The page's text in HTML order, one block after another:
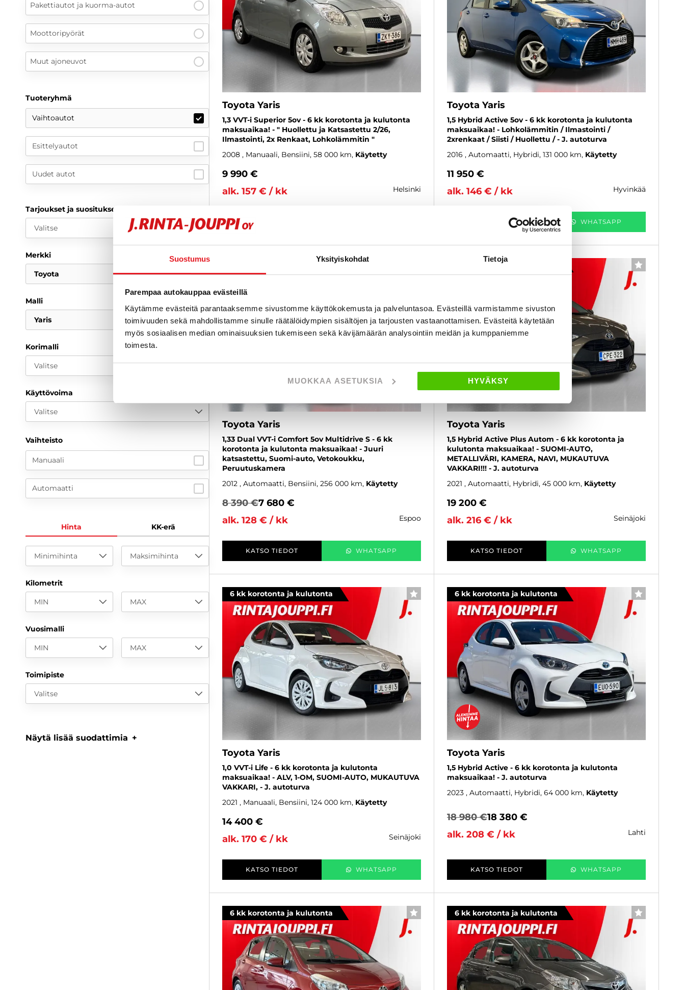
Suostumus Yksityiskohdat Tietoja
Parempaa autokauppaa evästeillä
Käytämme evästeitä parantaaksemme sivustomme käyttökokemusta ja palveluntasoa. Evästeillä varmistamme sivuston
toimivuuden sekä mahdollistamme sinulle räätälöidympien sisältöjen ja tarjousten vastaanottamisen. Evästeitä käytetään
myös sosiaalisen median ominaisuuksien tukemiseen sekä kävijämäärän analysointiin meidän ja kumppaniemme
toimesta.
MUOKKAA ASETUKSIA HYVÄKSY
Pakettiautot ja kuorma-autot
Moottoripyörät
Muut ajoneuvot
Tuoteryhmä
Vaihtoautot
Esittelyautot
Uudet autot
Tarjoukset ja suositukset
Valitse
Merkki
Toyota
Malli
Yaris
Korimalli
Valitse
Käyttövoima
Valitse
Vaihteisto
Manuaali
Automaatti
Hinta KK-erä
Minimihinta Maksimihinta
Kilometrit
MIN MAX
Vuosimalli
MIN MAX
Toimipiste
Valitse
Näytä lisää suodattimia
Toyota Yaris
1,3 VVT-i Superior 5ov - 6 kk korotonta ja kulutonta
maksuaikaa! - " Huollettu ja Katsastettu 2/26,
Ilmastointi, 2x Renkaat, Lohkolämmitin "
2008 , Manuaali, Bensiini, 58 000 km Käytetty
9 990 €
alk. 157 € / kk
helsinki
KATSO TIEDOT
Toyota Yaris
1,5 Hybrid Active 5ov - 6 kk korotonta ja kulutonta
maksuaikaa! - Lohkolämmitin / Ilmastointi /
2xrenkaat / Siisti / Huollettu / - J. autoturva
2016 , Automaatti, Hybridi, 131 000 km Käytetty
11 950 €
alk. 146 € / kk
hyvinkää
KATSO TIEDOT WHATSAPP
Toyota Yaris
1,33 Dual VVT-i Comfort 5ov Multidrive S - 6 kk
korotonta ja kulutonta maksuaikaa! - Juuri
katsastettu, Suomi-auto, Vetokoukku,
Peruutuskamera
2012 , Automaatti, Bensiini, 256 000 km Käytetty
8 390 €7 680 €
alk. 128 € / kk
espoo
KATSO TIEDOT WHATSAPP
6 kk korotonta ja kulutonta SUOSIKKI
Toyota Yaris
1,5 Hybrid Active Plus Autom - 6 kk korotonta ja
kulutonta maksuaikaa! - SUOMI-AUTO,
METALLIVÄRI, KAMERA, NAVI, MUKAUTUVA
VAKKARI!!! - J. autoturva
2021 , Automaatti, Hybridi, 45 000 km Käytetty
19 200 €
alk. 216 € / kk
seinäjoki
KATSO TIEDOT WHATSAPP
6 kk korotonta ja kulutonta SUOSIKKI
Toyota Yaris
1,0 VVT-i Life - 6 kk korotonta ja kulutonta
maksuaikaa! - ALV, 1-OM, SUOMI-AUTO, MUKAUTUVA
VAKKARI, - J. autoturva
2021 , Manuaali, Bensiini, 124 000 km Käytetty
14 400 €
alk. 170 € / kk
seinäjoki
KATSO TIEDOT WHATSAPP
6 kk korotonta ja kulutonta SUOSIKKI
Toyota Yaris
1,5 Hybrid Active - 6 kk korotonta ja kulutonta
maksuaikaa! - J. autoturva
2023 , Automaatti, Hybridi, 64 000 km Käytetty
18 980 €18 380 €
alk. 208 € / kk
lahti
KATSO TIEDOT WHATSAPP
6 kk korotonta ja kulutonta SUOSIKKI 6 kk korotonta ja kulutonta SUOSIKKI